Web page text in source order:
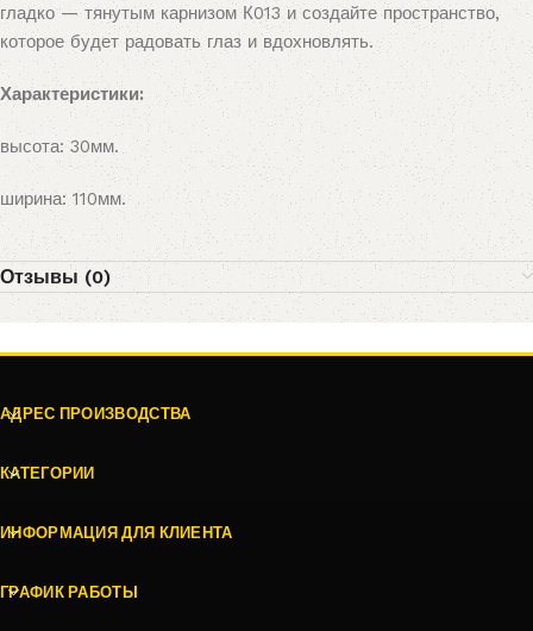
гладко — тянутым карнизом К013 и создайте пространство,
которое будет радовать глаз и вдохновлять.
Характеристики:
высота: 30мм.
ширина: 110мм.
Отзывы (0)
АДРЕС ПРОИЗВОДСТВА
КАТЕГОРИИ
ИНФОРМАЦИЯ ДЛЯ КЛИЕНТА
ГРАФИК РАБОТЫ